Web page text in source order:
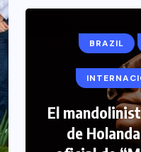
NOTICIAS